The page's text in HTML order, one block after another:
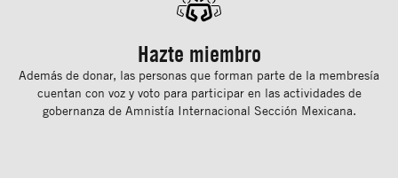
Hazte miembro
Además de donar, las personas que forman parte de la membresía
cuentan con voz y voto para participar en las actividades de
gobernanza de Amnistía Internacional Sección Mexicana.